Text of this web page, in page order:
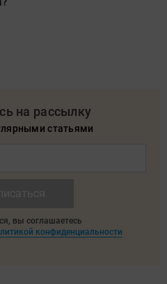
на рассылку
статьями
вы соглашаетесь
конфиденциальности